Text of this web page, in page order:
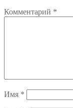
Комментарий *
Имя *